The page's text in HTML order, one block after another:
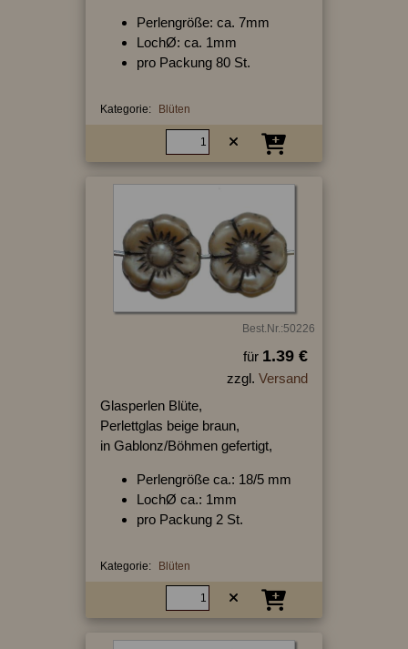
Perlengröße: ca. 7mm
LochØ: ca. 1mm
pro Packung 80 St.
Kategorie: Blüten
Best.Nr.:50226
für 1.39 €
zzgl. Versand
Glasperlen Blüte,
Perlettglas beige braun,
in Gablonz/Böhmen gefertigt,
Perlengröße ca.: 18/5 mm
LochØ ca.: 1mm
pro Packung 2 St.
Kategorie: Blüten